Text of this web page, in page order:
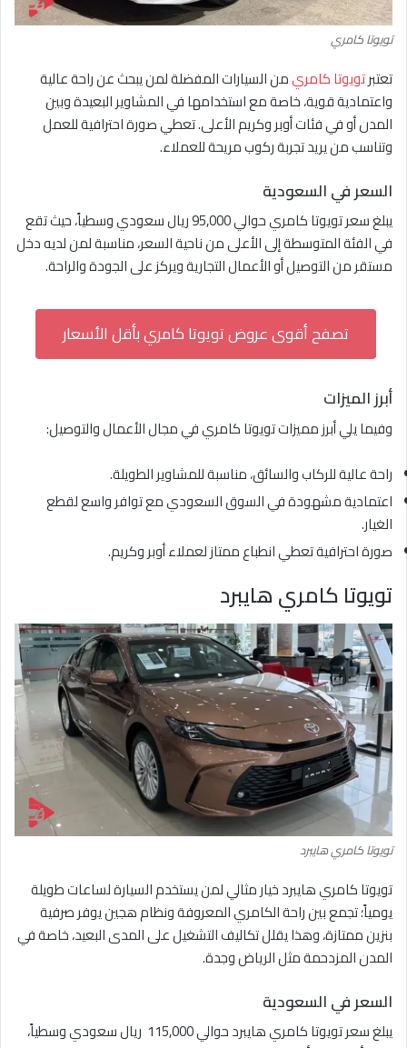
تويوتا كامري
تعتبرتويوتا كامريمن السيارات المفضلة لمن يبحث عن راحة عالية
واعتمادية قوية، خاصة مع استخدامها في المشاوير البعيدة وبين
المدن أو في فئات أوبر وكريم الأعلى. تعطي صورة احترافية للعمل
وتناسب من يريد تجربة ركوب مريحة للعملاء.
السعر في السعودية
يبلغ سعر تويوتا كامري حوالي 95,000 ريال سعودي وسطياً، حيث تقع
في الفئة المتوسطة إلى الأعلى من ناحية السعر، مناسبة لمن لديه دخل
مستقر من التوصيل أو الأعمال التجارية ويركز على الجودة والراحة.
تصفح أقوى عروض تويوتا كامري بأقل الأسعار
أبرز الميزات
وفيما يلي أبرز مميزات تويوتا كامري في مجال الأعمال والتوصيل:
راحة عالية للركاب والسائق، مناسبة للمشاوير الطويلة.
اعتمادية مشهودة في السوق السعودي مع توافر واسع لقطع
الغيار.
صورة احترافية تعطي انطباع ممتاز لعملاء أوبر وكريم.
تويوتا كامري هايبرد
تويوتا كامري هايبرد
تويوتا كامري هايبرد خيار مثالي لمن يستخدم السيارة لساعات طويلة
يومياً؛ تجمع بين راحة الكامري المعروفة ونظام هجين يوفر صرفية
بنزين ممتازة، وهذا يقلل تكاليف التشغيل على المدى البعيد، خاصة في
المدن المزدحمة مثل الرياض وجدة.
السعر في السعودية
يبلغ سعر تويوتا كامري هايبرد حوالي 115,000 ريال سعودي وسطياً،